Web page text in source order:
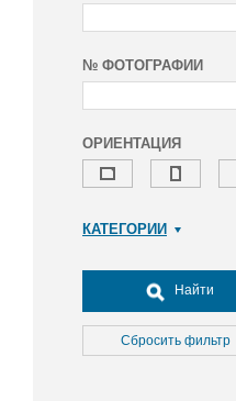
№ ФОТОГРАФИИ
ОРИЕНТАЦИЯ
КАТЕГОРИИ
Досуг, туризм и отдых
Культура
Медицина
Найти
Сбросить фильтр